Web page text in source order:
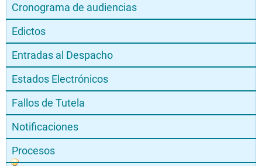
Cronograma de audiencias
Edictos
Entradas al Despacho
Estados Electrónicos
Fallos de Tutela
Notificaciones
Procesos